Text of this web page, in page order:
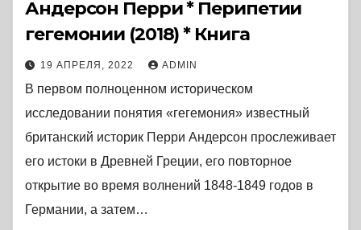
Андерсон Перри * Перипетии
гегемонии (2018) * Книга
19 АПРЕЛЯ, 2022 ADMIN
В первом полноценном историческом
исследовании понятия «гегемония» известный
британский историк Перри Андерсон прослеживает
его истоки в Древней Греции, его повторное
открытие во время волнений 1848-1849 годов в
Германии, а затем…